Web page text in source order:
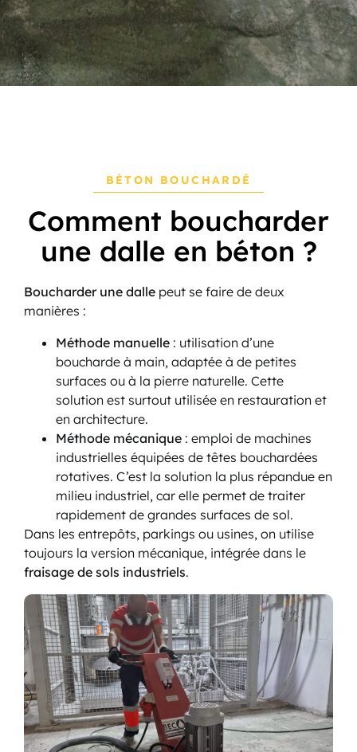
BÉTON BOUCHARDÉ
Comment boucharder
une dalle en béton ?
Boucharder une dalle peut se faire de deux
manières :
Méthode manuelle : utilisation d’une
boucharde à main, adaptée à de petites
surfaces ou à la pierre naturelle. Cette
solution est surtout utilisée en restauration et
en architecture.
Méthode mécanique : emploi de machines
industrielles équipées de têtes bouchardées
rotatives. C’est la solution la plus répandue en
milieu industriel, car elle permet de traiter
rapidement de grandes surfaces de sol.
Dans les entrepôts, parkings ou usines, on utilise
toujours la version mécanique, intégrée dans le
fraisage de sols industriels.